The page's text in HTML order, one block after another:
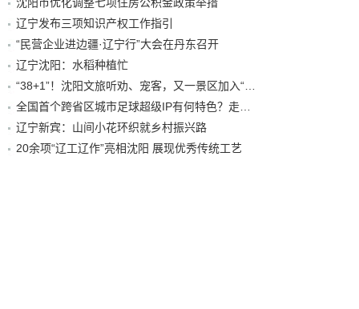
辽宁发布三项知识产权工作指引
“民营企业进边疆·辽宁行”大会在丹东召开
辽宁沈阳：水稻种植忙
辽宁新宾：山间小花环织就乡村振兴路
20余项“辽工辽作”亮相沈阳 展现优秀传统工艺